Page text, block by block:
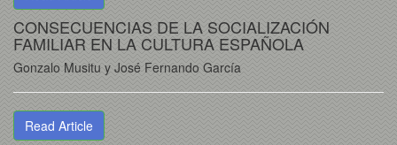
CONSECUENCIAS DE LA SOCIALIZACIÓN
FAMILIAR EN LA CULTURA ESPAÑOLA
Gonzalo Musitu y José Fernando García
Read Article